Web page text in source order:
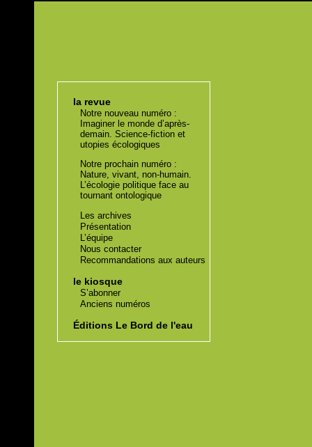
la revue
Notre nouveau numéro :
Imaginer le monde d’après-
demain. Science-fiction et
utopies écologiques
Notre prochain numéro :
Nature, vivant, non-humain.
L’écologie politique face au
tournant ontologique
Les archives
Présentation
L’équipe
Nous contacter
Recommandations aux auteurs
le kiosque
S’abonner
Anciens numéros
Éditions Le Bord de l'eau